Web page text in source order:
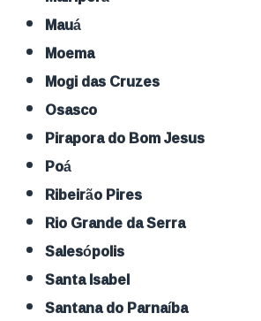
Mauá
Moema
Mogi das Cruzes
Osasco
Pirapora do Bom Jesus
Poá
Ribeirão Pires
Rio Grande da Serra
Salesópolis
Santa Isabel
Santana do Parnaíba